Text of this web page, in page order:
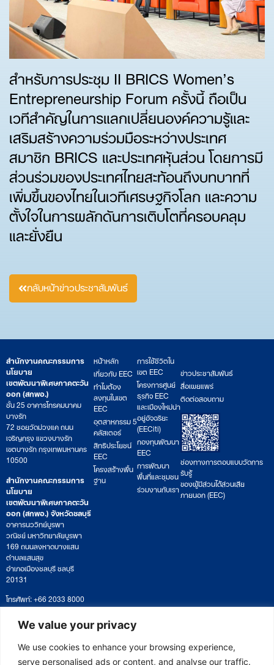
We value your privacy
We use cookies to enhance your browsing experience,
serve personalised ads or content, and analyse our traffic.
สำหรับการประชุม II BRICS Women’s
Entrepreneurship Forum ครั้งนี้ ถือเป็น
เวทีสำคัญในการแลกเปลี่ยนองค์ความรู้และ
เสริมสร้างความร่วมมือระหว่างประเทศ
สมาชิก BRICS และประเทศหุ้นส่วน โดยการมี
ส่วนร่วมของประเทศไทยสะท้อนถึงบทบาทที่
เพิ่มขึ้นของไทยในเวทีเศรษฐกิจโลก และความ
ตั้งใจในการผลักดันการเติบโตที่ครอบคลุม
และยั่งยืน
กลับหน้าข่าวประชาสัมพันธ์
สำนักงานคณะกรรมการ
นโยบาย
เขตพัฒนาพิเศษภาคตะวัน
ออก (สกพอ.)
ชั้น 25 อาคารโทรคมนาคม
บางรัก
72 ซอยวัดม่วงแค ถนน
เจริญกรุง แขวงบางรัก
เขตบางรัก กรุงเทพมหานคร
10500
สำนักงานคณะกรรมการ
นโยบาย
เขตพัฒนาพิเศษภาคตะวัน
ออก (สกพอ.) จังหวัดชลบุรี
อาคารนววิทย์บูรพา
วณิชย์ มหาวิทยาลัยบูรพา
169 ถนนลงหาดบางแสน
ตำบลแสนสุข
อำเภอเมืองชลบุรี ชลบุรี
20131
โทรศัพท์: +66 2033 8000
เวลาทำการ: จันทร์ – ศุกร์
09:00 – 17:00 น.
ติดตามหนังสือหรือยื่นเอกสาร
saraban@eeco.or.th
หน้าหลัก
เกี่ยวกับ EEC
ทำไมต้อง
ลงทุนในเขต
EEC
อุตสาหกรรม 5
คลัสเตอร์
สิทธิประโยชน์
EEC
โครงสร้างพื้น
ฐาน
การใช้ชีวิตใน
เขต EEC
โครงการศูนย์
ธุรกิจ EEC
และเมืองใหม่น่า
อยู่อัจฉริยะ
(EECiti)
กองทุนพัฒนา
EEC
การพัฒนา
พื้นที่และชุมชน
ร่วมงานกับเรา
ข่าวประชาสัมพันธ์
สื่อเผยแพร่
ติดต่อสอบถาม
ช่องทางการตอบแบบวัดการ
รับรู้
ของผู้มีส่วนได้ส่วนเสีย
ภายนอก (EEC)